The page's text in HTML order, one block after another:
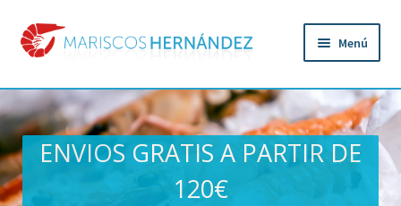
Ir
a
navegación
Ir
al
Menú
Inicio
Mariscos
Pulpo
ENVIOS GRATIS A PARTIR DE
120€